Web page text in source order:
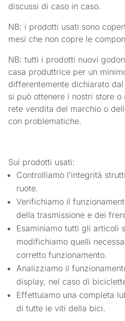
discussi di caso in caso.
NB: i prodotti usati sono
mesi che non copre le
NB: tutti i prodotti nuovi
casa produttrice per un
differentemente dichiarato
si può ottenere i nostri store
rete vendita del marchio o
con problematiche.
Sui prodotti usati:
Controlliamo l’integrità
ruote.
Verifichiamo il
della trasmissione e dei
Esaminiamo tutti gli articoli
modifichiamo quelli
corretto funzionamento.
Analizziamo il
display, nel caso di
Effettuiamo una completa
di tutte le viti della bici.